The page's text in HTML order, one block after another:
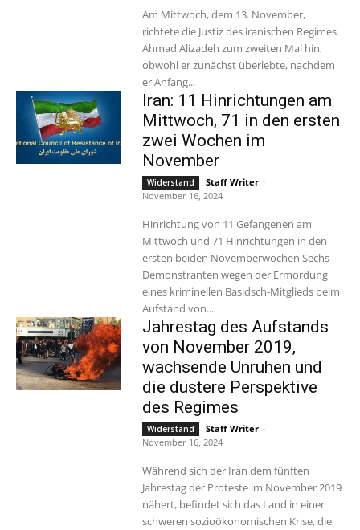
Am Mittwoch, dem 13. November,
richtete die Justiz des iranischen Regimes
Ahmad Alizadeh zum zweiten Mal hin,
obwohl er zunächst überlebte, nachdem
er Anfang...
Iran: 11 Hinrichtungen am
Mittwoch, 71 in den ersten
zwei Wochen im
November
Widerstand Staff Writer -
November 16, 2024
Hinrichtung von 11 Gefangenen am
Mittwoch und 71 Hinrichtungen in den
ersten beiden Novemberwochen Sechs
Demonstranten wegen der Ermordung
eines kriminellen Basidsch-Mitglieds beim
Aufstand von...
Jahrestag des Aufstands
von November 2019,
wachsende Unruhen und
die düstere Perspektive
des Regimes
Widerstand Staff Writer -
November 16, 2024
Während sich der Iran dem fünften
Jahrestag der Proteste im November 2019
nähert, befindet sich das Land in einer
schweren sozioökonomischen Krise, die